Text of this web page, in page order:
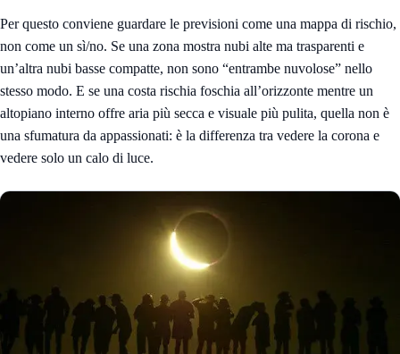
Per questo conviene guardare le previsioni come una mappa di rischio,
non come un sì/no. Se una zona mostra nubi alte ma trasparenti e
un’altra nubi basse compatte, non sono “entrambe nuvolose” nello
stesso modo. E se una costa rischia foschia all’orizzonte mentre un
altopiano interno offre aria più secca e visuale più pulita, quella non è
una sfumatura da appassionati: è la differenza tra vedere la corona e
vedere solo un calo di luce.